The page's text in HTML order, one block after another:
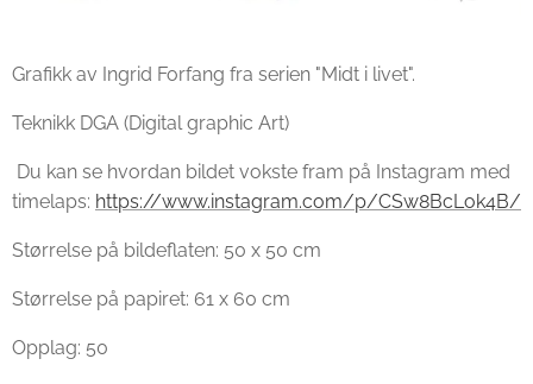
Grafikk av Ingrid Forfang fra serien "Midt i livet".
Teknikk DGA (Digital graphic Art)
Du kan se hvordan bildet vokste fram på Instagram med
timelaps: https://www.instagram.com/p/CSw8BcLok4B/
Størrelse på bildeflaten: 50 x 50 cm
Størrelse på papiret: 61 x 60 cm
Opplag: 50